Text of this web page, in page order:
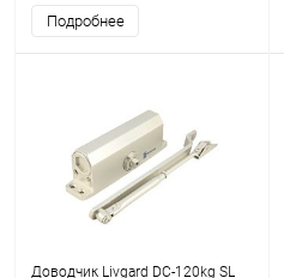
Подробнее
Доводчик Livgard DC-120kg SL